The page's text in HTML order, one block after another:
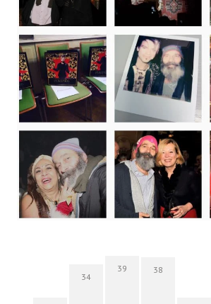
34
39 38